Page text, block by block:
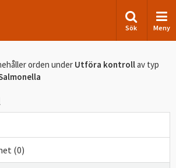
Sök Meny
orden under Utföra kontrollav typ
(0)